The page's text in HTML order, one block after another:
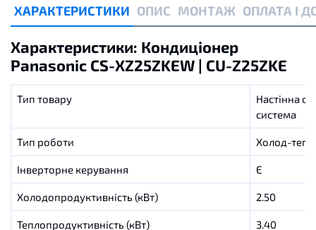
ХАРАКТЕРИСТИКИ ОПИС МОНТАЖ ОПЛАТА І
Характеристики: Кондиціонер
Panasonic CS-XZ25ZKEW | CU-Z25ZKE
Тип товару
Настінна
система
Тип роботи Холод-
Інверторне керування Є
Холодопродуктивність (кВт) 2.50
Теплопродуктивність (кВт) 3.40